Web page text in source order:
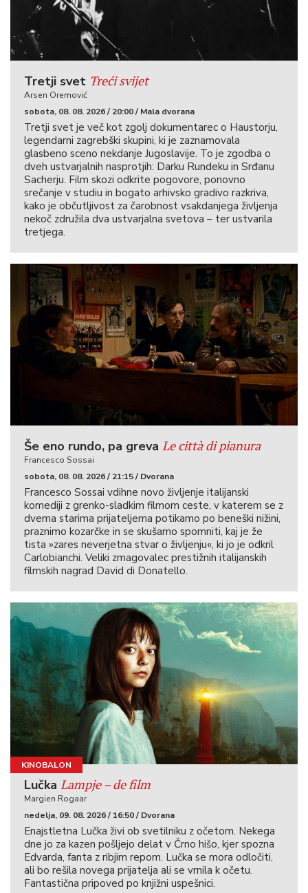
Tretji svet Treći svijet
Arsen Oremović
sobota, 08. 08. 2026 / 20:00 / Mala dvorana
Tretji svet je več kot zgolj dokumentarec o Haustorju,
legendarni zagrebški skupini, ki je zaznamovala
glasbeno sceno nekdanje Jugoslavije. To je zgodba o
dveh ustvarjalnih nasprotjih: Darku Rundeku in Srđanu
Sacherju. Film skozi odkrite pogovore, ponovno
srečanje v studiu in bogato arhivsko gradivo razkriva,
kako je občutljivost za čarobnost vsakdanjega življenja
nekoč združila dva ustvarjalna svetova – ter ustvarila
tretjega.
Še eno rundo, pa greva Le città di pianura
Francesco Sossai
sobota, 08. 08. 2026 / 21:15 / Dvorana
Francesco Sossai vdihne novo življenje italijanski
komediji z grenko-sladkim filmom ceste, v katerem se z
dvema starima prijateljema potikamo po beneški nižini,
praznimo kozarčke in se skušamo spomniti, kaj je že
tista »zares neverjetna stvar o življenju«, ki jo je odkril
Carlobianchi. Veliki zmagovalec prestižnih italijanskih
filmskih nagrad David di Donatello.
KINOBALON
Lučka Lampje – de film
Margien Rogaar
nedelja, 09. 08. 2026 / 16:50 / Dvorana
Enajstletna Lučka živi ob svetilniku z očetom. Nekega
dne jo za kazen pošljejo delat v Črno hišo, kjer spozna
Edvarda, fanta z ribjim repom. Lučka se mora odločiti,
ali bo rešila novega prijatelja ali se vrnila k očetu.
Fantastična pripoved po knjižni uspešnici.